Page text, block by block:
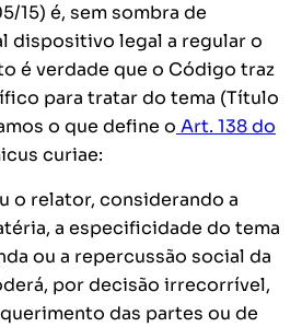
15) é, sem sombra de
dispositivo legal a regular o
é verdade que o Código traz
para tratar do tema (Título
o que define o Art. 138 do
curiae:
o relator, considerando a
a especificidade do tema
ou a repercussão social da
por decisão irrecorrível,
das partes ou de